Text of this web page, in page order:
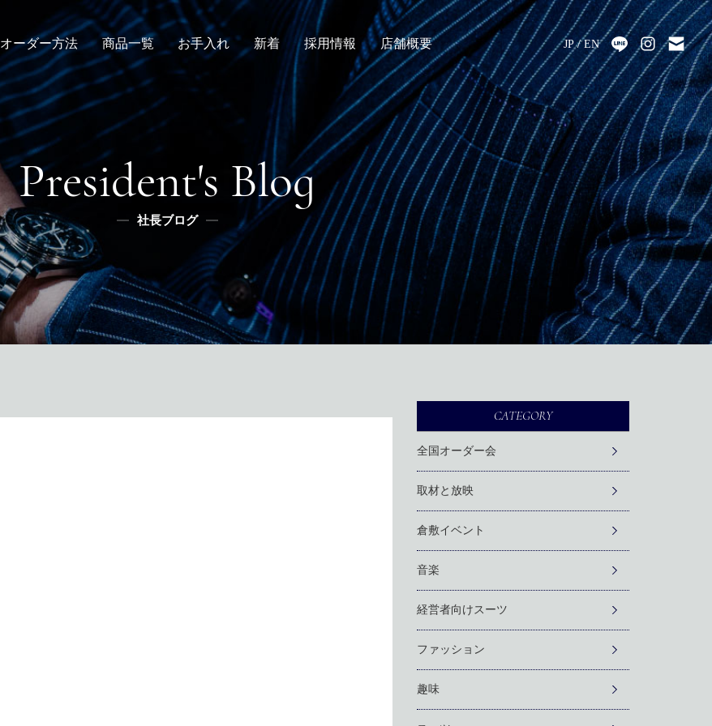
オーダー方法
倉敷店でのオーダー
全国オーダー会
ふるさと納税
商品一覧
デニムスーツ
メンズ
レディース
ふるさと納税
ふるさとチョイス
お手入れ 新着
ニュース
インタビュー
社長ブログ
スタッフブログ
メディア掲載
採用情報
新卒採用
店舗概要
アクセス
会社情報
代表メッセージ
JP EN
President's Blog
社長ブログ
CATEGORY
全国オーダー会
取材と放映
倉敷イベント
音楽
経営者向けスーツ
ファッション
趣味